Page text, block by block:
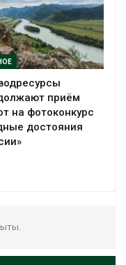
приём
на фотоконкурс
достояния